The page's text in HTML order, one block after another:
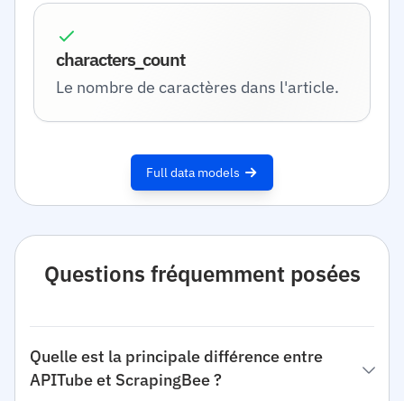
characters_count
Le nombre de caractères dans l'article.
Full data models
Questions fréquemment posées
Quelle est la principale différence entre
APITube et ScrapingBee ?